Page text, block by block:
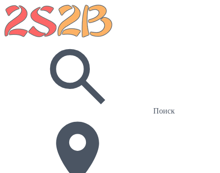
Поиск